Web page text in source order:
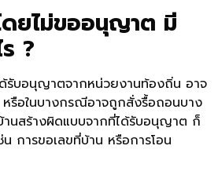
ดยไม่ขออนุญาต มี
?
ด้รับอนุญาตจากหน่วยงานท้องถิ่น อาจ
รือในบางกรณีอาจถูกสั่งรื้อถอนบาง
นสร้างผิดแบบจากที่ได้รับอนุญาต ก็
การขอเลขที่บ้าน หรือการโอน